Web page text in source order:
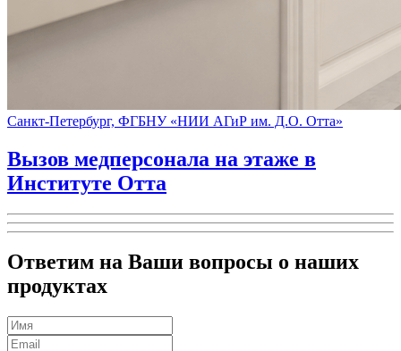
Санкт-Петербург, ФГБНУ «НИИ АГиР им. Д.О. Отта»
Вызов медперсонала на этаже в
Институте Отта
Ответим на Ваши вопросы о наших
продуктах